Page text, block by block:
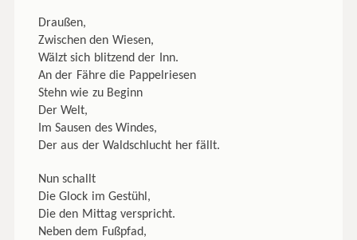
Draußen,
Zwischen den Wiesen,
Wälzt sich blitzend der Inn.
An der Fähre die Pappelriesen
Stehn wie zu Beginn
Der Welt,
Im Sausen des Windes,
Der aus der Waldschlucht her fällt.
Nun schallt
Die Glock im Gestühl,
Die den Mittag verspricht.
Neben dem Fußpfad,